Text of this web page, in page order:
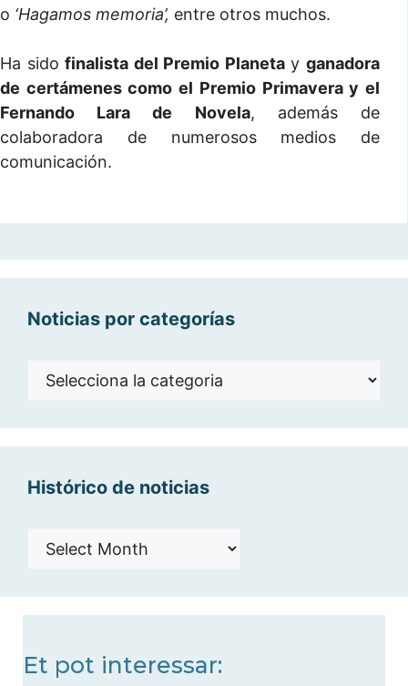
o ‘Hagamos memoria’, entre otros muchos.
Ha sidofinalista del Premio Planetayganadora
de certámenes como el Premio Primavera y el
Fernando Lara de Novela, además de
colaboradora de numerosos medios de
comunicación.
Noticias por categorías
Noticias
Histórico de noticias
Histórico
Et pot interessar: